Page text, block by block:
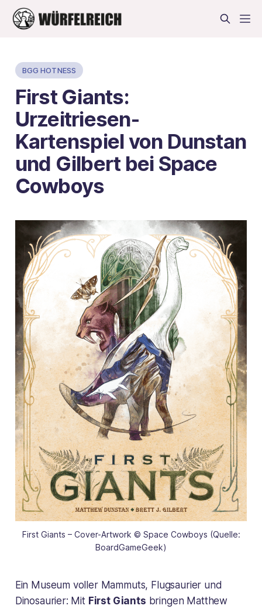
BGG HOTNESS
First Giants:
Urzeitriesen-
Kartenspiel von Dunstan
und Gilbert bei Space
Cowboys
First Giants – Cover-Artwork © Space Cowboys (Quelle:
BoardGameGeek)
Ein Museum voller Mammuts, Flugsaurier und
Dinosaurier: Mit First Giants bringen Matthew